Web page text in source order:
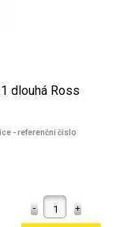
dlouhá Ross
- referenční číslo